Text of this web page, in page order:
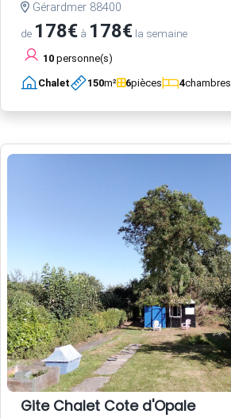
Gérardmer 88400
de 178€ à 178€ la semaine
10 personne(s)
Chalet 150m² 6pièces 4chambres
Gite Chalet Cote d'Opale